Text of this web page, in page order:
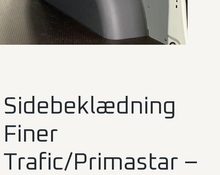
Sidebeklædning
Finer
Trafic/Primastar –